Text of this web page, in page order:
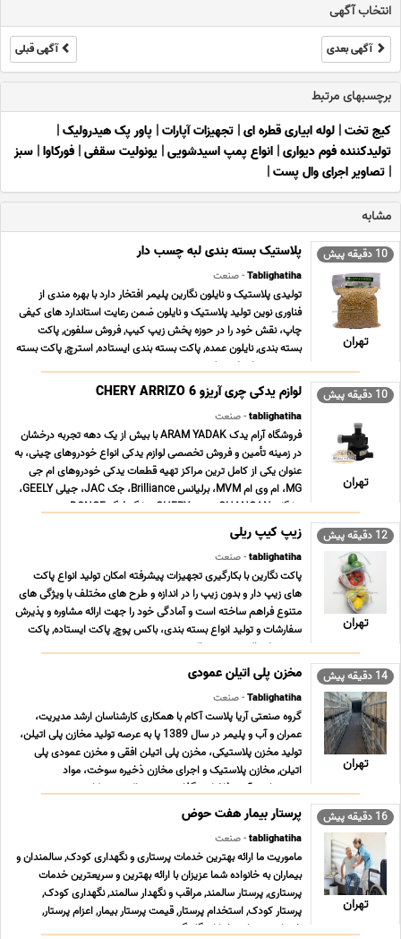
انتخاب آگهی
آگهی بعدی آگهی قبلی
برچسبهای مرتبط
کیج تخت| لوله ابیاری قطره ای| تجهیزات آپارات| پاور پک هیدرولیک|
تولیدکننده فوم دیواری| انواع پمپ اسیدشویی| یونولیت سقفی| فورکاوا| سبز
| تصاویر اجرای وال پست|
مشابه
10 دقیقه پیش
تهران
پلاستیک بسته بندی لبه چسب دار
Tablighatiha- صنعت
تولیدی پلاستیک و نایلون نگارین پلیمر افتخار دارد با بهره مندی از
فناوری نوین تولید پلاستیک و نایلون ضمن رعایت استاندارد های کیفی
چاپ، نقش خود را در حوزه پخش زیپ کیپ, فروش سلفون, پاکت
بسته بندی, نایلون عمده, پاکت بسته بندی ایستاده, استرچ, پاکت بسته
بندی زیپ دار, پلاستیک بسته بندی ... ...
10 دقیقه پیش
تهران
لوازم یدکی چری آریزو CHERY ARRIZO 6
tablighatiha- صنعت
فروشگاه آرام یدک ARAM YADAK با بیش از یک دهه تجربه درخشان
در زمینه تأمین و فروش تخصصی لوازم یدکی انواع خودروهای چینی، به
عنوان یکی از کامل ترین مراکز تهیه قطعات یدکی خودروهای ام جی
MG، ام وی ام MVM، برلیانس Brilliance، جک JAC، جیلی GEELY،
چانگان CHANGAN، چری CHERY، دانگ فنگ DONGF ... ...
12 دقیقه پیش
تهران
زیپ کیپ ریلی
tablighatiha- صنعت
پاکت نگارین با بکارگیری تجهیزات پیشرفته امکان تولید انواع پاکت
های زیپ دار و بدون زیپ را در اندازه و طرح های مختلف با ویژگی های
متنوع فراهم ساخته است و آمادگی خود را جهت ارائه مشاوره و پذیرش
سفارشات و تولید انواع بسته بندی، باکس پوچ, پاکت ایستاده, پاکت
پنجره دار, پاکت ترحیم, پاکت ... ...
14 دقیقه پیش
تهران
مخزن پلی اتیلن عمودی
Tablighatiha- صنعت
گروه صنعتی آریا پلاست آکام با همکاری کارشناسان ارشد مدیریت،
عمران و آب و پلیمر در سال 1389 پا به عرصه تولید مخازن پلی اتیلن،
تولید مخزن پلاستیکی، مخزن پلی اتیلن افقی و مخزن عمودی پلی
اتیلن, مخازن پلاستیک و اجرای مخازن ذخیره سوخت، مواد
شمیمیایی، آب و فاضلاب گذاشت و هم اکنون در کار ... ...
16 دقیقه پیش
تهران
پرستار بیمار هفت حوض
tablighatiha- صنعت
ماموریت ما ارائه بهترین خدمات پرستاری و نگهداری کودک, سالمندان و
بیماران به خانواده شما عزیزان با ارائه بهترین و سریعترین خدمات
پرستاری, پرستار سالمند, مراقب و نگهدار سالمند, نگهداری کودک,
پرستار کودک, استخدام پرستار, قیمت پرستار بیمار, اعزام پرستار,
خدمات پرستاری خیابان گلبرگ, ش ... ...